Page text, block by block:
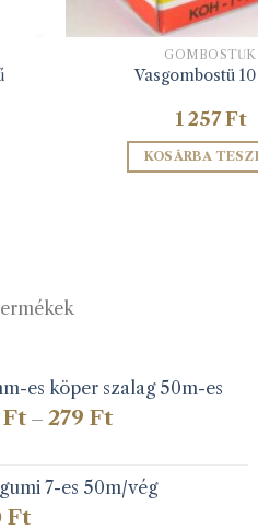
GOMBOSTŰK
Vasgombostü
1 257Ft
KOSÁRBA
es köper szalag 50m-es
Ft – 279FtÁrtartomány:
279 Ft
7-es 50m/vég
Ft